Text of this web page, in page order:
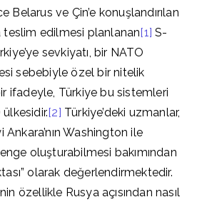
Belarus ve Çin’e konuşlandırılan
teslim edilmesi planlanan[1] S-
sevkiyatı, bir NATO
sebebiyle özel bir nitelik
ifadeyle, Türkiye bu sistemleri
[2] Türkiye’deki uzmanlar,
Washington ile
oluşturabilmesi bakımından
olarak değerlendirmektedir.
özellikle Rusya açısından nasıl